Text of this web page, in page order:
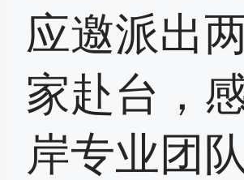
应邀派出
家赴台，
岸专业团